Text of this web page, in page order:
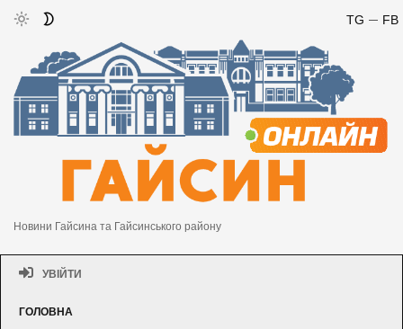
FB
TG
Новини Гайсина та Гайсинського району
УВІЙТИ
ГОЛОВНА